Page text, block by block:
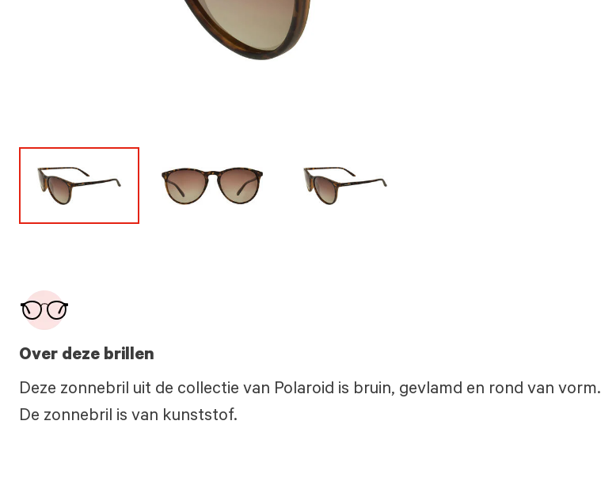
Over deze brillen
Deze zonnebril uit de collectie van Polaroid is bruin, gevlamd en rond van vorm.
De zonnebril is van kunststof.